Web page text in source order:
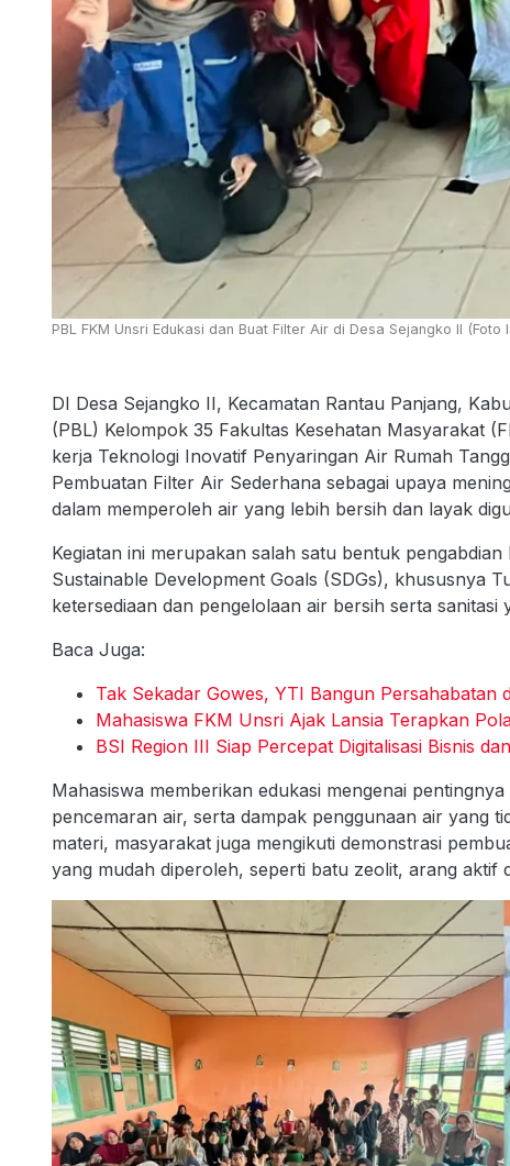
PBL FKM Unsri Edukasi dan Buat Filter Air di Desa Sejangko II (Foto
DI Desa Sejangko II, Kecamatan Rantau Panjang,
(PBL) Kelompok 35 Fakultas Kesehatan Masyarakat
kerja Teknologi Inovatif Penyaringan Air Rumah
Pembuatan Filter Air Sederhana sebagai upaya
dalam memperoleh air yang lebih bersih dan layak
Kegiatan ini merupakan salah satu bentuk
Sustainable Development Goals (SDGs), khususnya
ketersediaan dan pengelolaan air bersih serta sanitasi
Baca Juga:
Tak Sekadar Gowes, YTI Bangun Persahabatan
Mahasiswa FKM Unsri Ajak Lansia Terapkan
BSI Region III Siap Percepat Digitalisasi Bisnis
Mahasiswa memberikan edukasi mengenai
pencemaran air, serta dampak penggunaan air yang
materi, masyarakat juga mengikuti demonstrasi
yang mudah diperoleh, seperti batu zeolit, arang aktif